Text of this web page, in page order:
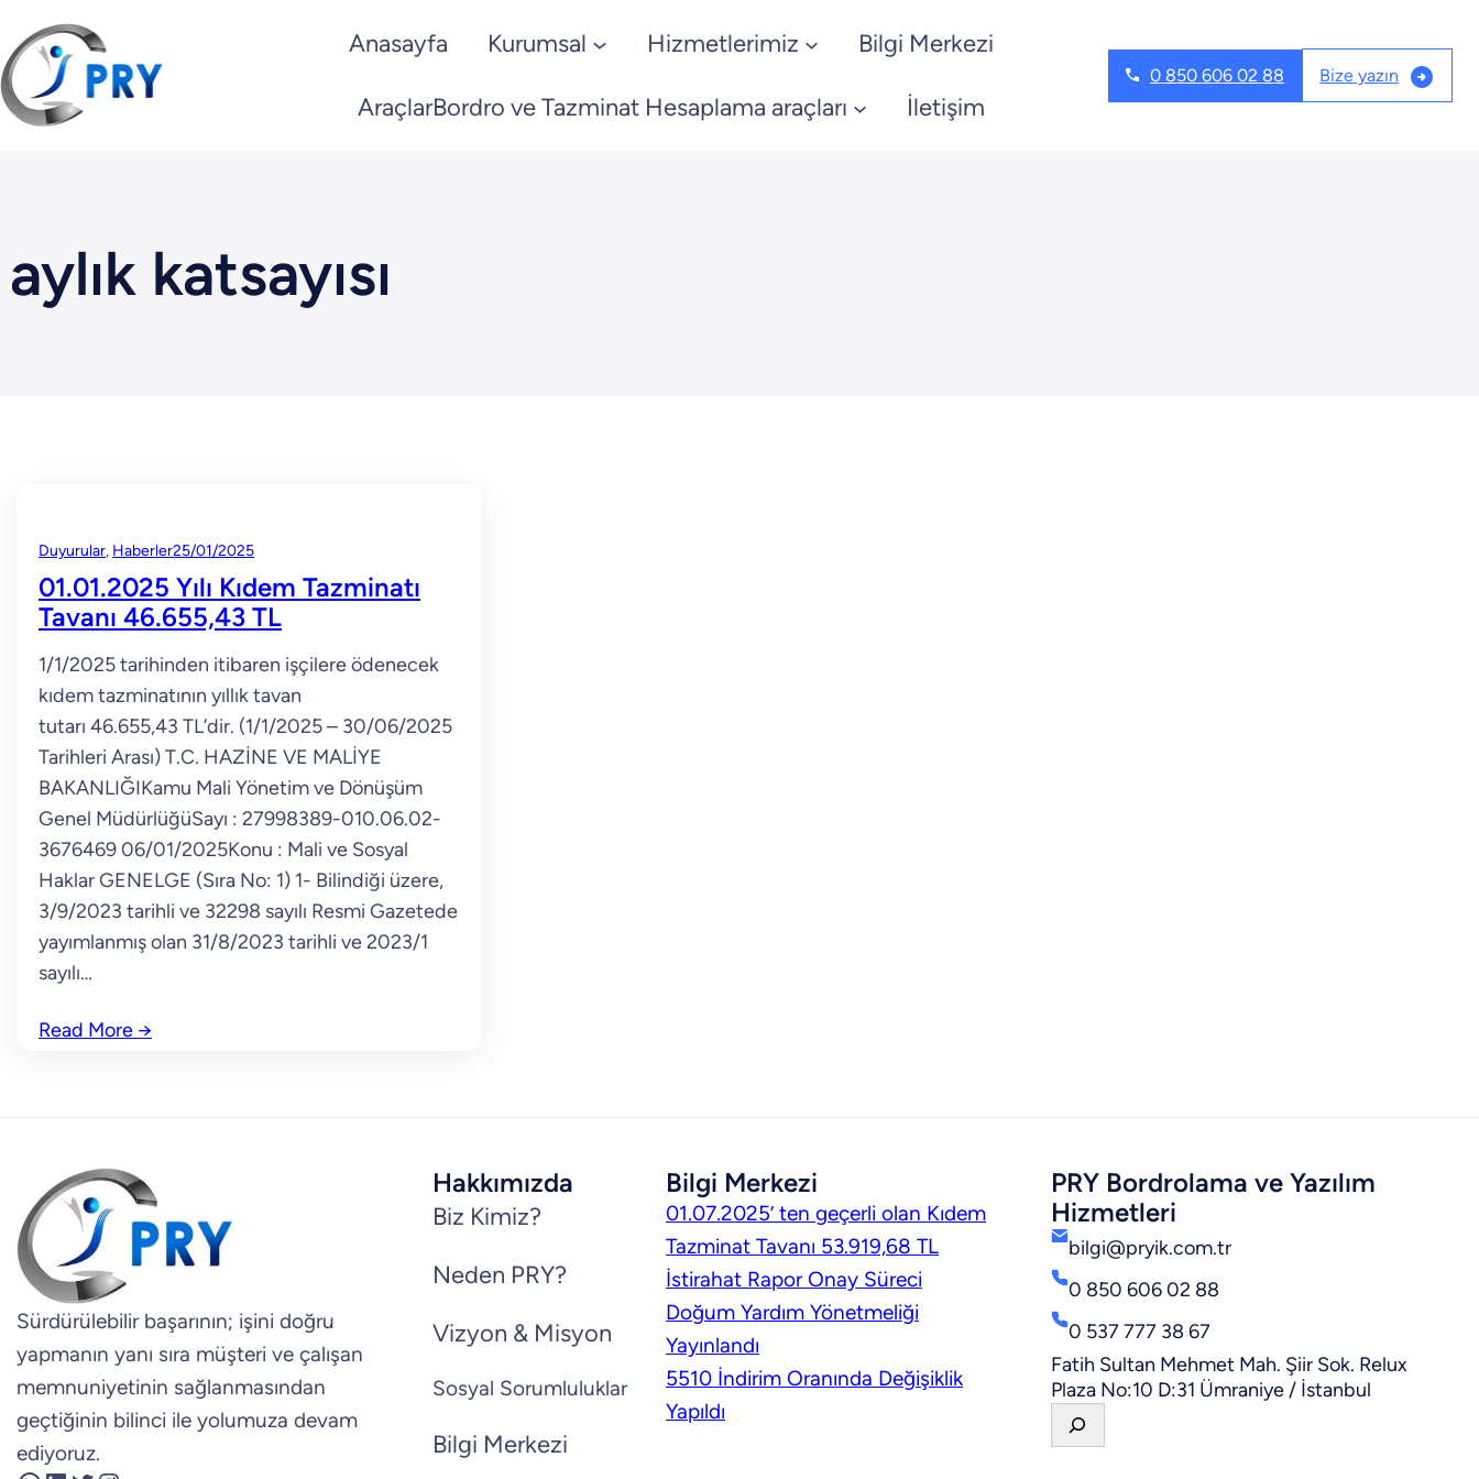
İçeriğe
geç
Anasayfa Kurumsal Hizmetlerimiz Bilgi Merkezi
AraçlarBordro ve Tazminat Hesaplama araçları İletişim
0 850 606 02 88 Bize yazın
aylık katsayısı
Duyurular, Haberler25/01/2025
01.01.2025 Yılı Kıdem Tazminatı
Tavanı 46.655,43 TL
1/1/2025 tarihinden itibaren işçilere ödenecek
kıdem tazminatının yıllık tavan
tutarı 46.655,43 TL’dir. (1/1/2025 – 30/06/2025
Tarihleri Arası) T.C. HAZİNE VE MALİYE
BAKANLIĞIKamu Mali Yönetim ve Dönüşüm
Genel MüdürlüğüSayı : 27998389-010.06.02-
3676469 06/01/2025Konu : Mali ve Sosyal
Haklar GENELGE (Sıra No: 1) 1- Bilindiği üzere,
3/9/2023 tarihli ve 32298 sayılı Resmi Gazetede
yayımlanmış olan 31/8/2023 tarihli ve 2023/1
sayılı…
Read More →
Sürdürülebilir başarının; işini doğru
yapmanın yanı sıra müşteri ve çalışan
memnuniyetinin sağlanmasından
geçtiğinin bilinci ile yolumuza devam
ediyoruz.
Hakkımızda
Biz Kimiz?
Neden PRY?
Vizyon & Misyon
Sosyal Sorumluluklar
Bilgi Merkezi
Bilgi Merkezi
01.07.2025’ ten geçerli olan Kıdem
Tazminat Tavanı 53.919,68 TL
İstirahat Rapor Onay Süreci
Doğum Yardım Yönetmeliği
Yayınlandı
5510 İndirim Oranında Değişiklik
Yapıldı
PRY Bordrolama ve Yazılım
Hizmetleri
bilgi@pryik.com.tr
0 850 606 02 88
0 537 777 38 67
Fatih Sultan Mehmet Mah. Şiir Sok. Relux
Plaza No:10 D:31 Ümraniye / İstanbul